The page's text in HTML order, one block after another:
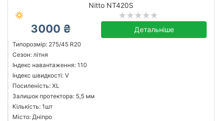
Nitto NT420S
3000 ₴ Детальніше
Типорозмір: 275/45 R20
Сезон: літня
Індекс навантаження: 110
Індекс швидкості: V
Посиленість: XL
Залишок протектора: 5,5 мм
Кількість: 1шт
Місто: Дніпро